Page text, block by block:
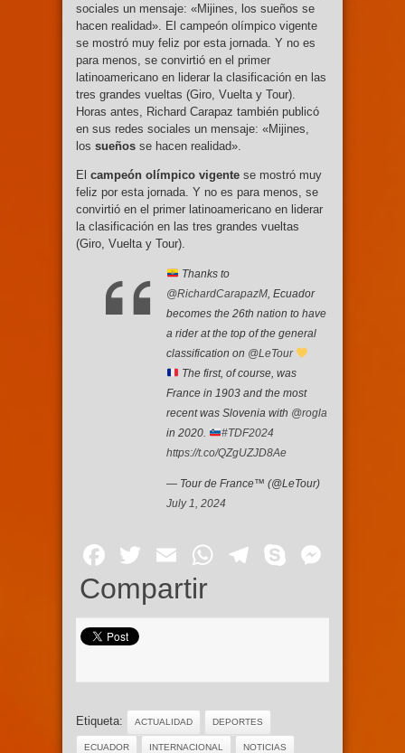
sociales un mensaje: «Mijines, los sueños se
hacen realidad». El campeón olímpico vigente
se mostró muy feliz por esta jornada. Y no es
para menos, se convirtió en el primer
latinoamericano en liderar la clasificación en las
tres grandes vueltas (Giro, Vuelta y Tour).
Horas antes, Richard Carapaz también publicó
en sus redes sociales un mensaje: «Mijines,
los sueños se hacen realidad».
El campeón olímpico vigente se mostró muy
feliz por esta jornada. Y no es para menos, se
convirtió en el primer latinoamericano en liderar
la clasificación en las tres grandes vueltas
(Giro, Vuelta y Tour).
Thanks to
@RichardCarapazM , Ecuador
becomes the 26th nation to have
a rider at the top of the general
classification on @LeTour
The first, of course, was
France in 1903 and the most
recent was Slovenia with @rogla
in 2020.
#TDF2024
https://t.co/QZgUZJD8Ae
— Tour de France™ (@LeTour)
July 1, 2024
Facebook
Twitter
EmailWhatsApp
Telegram
Skype
Compartir
Etiqueta: ACTUALIDAD DEPORTES
ECUADOR INTERNACIONAL NOTICIAS